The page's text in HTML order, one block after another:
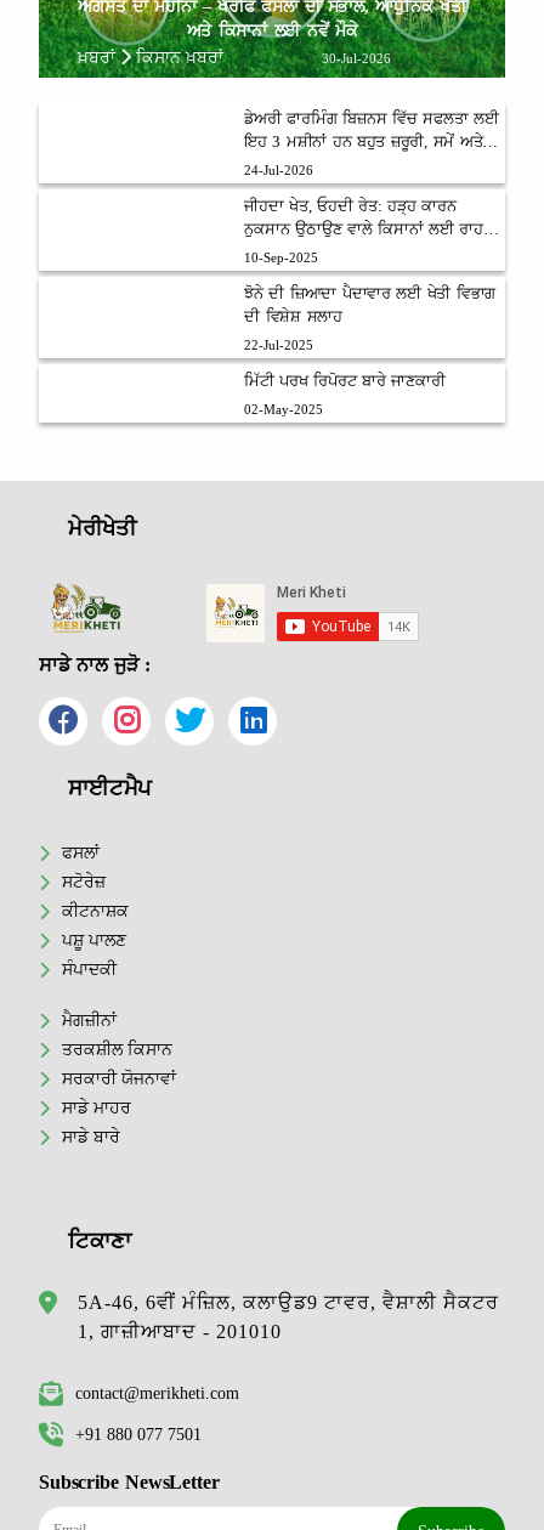
ਅਗਸਤ ਦਾ ਮਹੀਨਾ – ਖਰੀਫ ਫਸਲਾਂ ਦੀ ਸੰਭਾਲ, ਆਧੁਨਿਕ ਖੇਤੀ
ਅਤੇ ਕਿਸਾਨਾਂ ਲਈ ਨਵੇਂ ਮੌਕੇ
ਖ਼ਬਰਾਂ
ਕਿਸਾਨ ਖ਼ਬਰਾਂ 30-Jul-2026
ਡੇਅਰੀ ਫਾਰਮਿੰਗ ਬਿਜ਼ਨਸ ਵਿੱਚ ਸਫਲਤਾ ਲਈ
ਇਹ 3 ਮਸ਼ੀਨਾਂ ਹਨ ਬਹੁਤ ਜ਼ਰੂਰੀ, ਸਮੇਂ ਅਤੇ
ਮਿਹਨਤ ਦੀ ਬਚਤ ਨਾਲ ਵਧੇਗਾ ਮੁਨਾਫ਼ਾ
24-Jul-2026
ਜੀਹਦਾ ਖੇਤ, ਓਹਦੀ ਰੇਤ: ਹੜ੍ਹ ਕਾਰਨ
ਨੁਕਸਾਨ ਉਠਾਉਣ ਵਾਲੇ ਕਿਸਾਨਾਂ ਲਈ ਰਾਹਤ
ਯੋਜਨਾ
10-Sep-2025
ਝੋਨੇ ਦੀ ਜ਼ਿਆਦਾ ਪੈਦਾਵਾਰ ਲਈ ਖੇਤੀ ਵਿਭਾਗ
ਦੀ ਵਿਸ਼ੇਸ਼ ਸਲਾਹ
22-Jul-2025
ਮਿੱਟੀ ਪਰਖ ਰਿਪੋਰਟ ਬਾਰੇ ਜਾਣਕਾਰੀ
02-May-2025
ਮੇਰੀਖੇਤੀ
ਸਾਡੇ ਨਾਲ ਜੁੜੋ :
ਸਾਈਟਮੈਪ
ਫਸਲਾਂ
ਸਟੋਰੇਜ਼
ਕੀਟਨਾਸ਼ਕ
ਪਸ਼ੂ ਪਾਲਣ
ਸੰਪਾਦਕੀ
ਮੈਗਜ਼ੀਨਾਂ
ਤਰਕਸ਼ੀਲ ਕਿਸਾਨ
ਸਰਕਾਰੀ ਯੋਜਨਾਵਾਂ
ਸਾਡੇ ਮਾਹਰ
ਸਾਡੇ ਬਾਰੇ
ਟਿਕਾਣਾ
5A-46, 6ਵੀਂ ਮੰਜ਼ਿਲ, ਕਲਾਉਡ9 ਟਾਵਰ, ਵੈਸ਼ਾਲੀ ਸੈਕਟਰ
1, ਗਾਜ਼ੀਆਬਾਦ - 201010
contact@merikheti.com
+91 880 077 7501
Subscribe NewsLetter